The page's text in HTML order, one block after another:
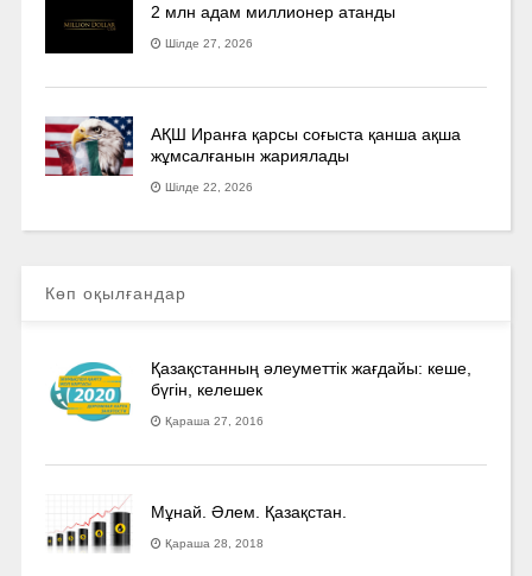
2 млн адам миллионер атанды
Шілде 27, 2026
АҚШ Иранға қарсы соғыста қанша ақша
жұмсалғанын жариялады
Шілде 22, 2026
Көп оқылғандар
Қазақстанның әлеуметтік жағдайы: кеше,
бүгін, келешек
Қараша 27, 2016
Мұнай. Әлем. Қазақстан.
Қараша 28, 2018